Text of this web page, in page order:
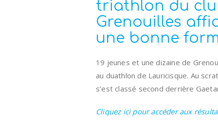
triathlon du
Grenouilles
une bonne
19 jeunes et une dizaine de
au duathlon de Lauricisque. Au
s’est classé second derrière
Cliquez ici pour accéder aux